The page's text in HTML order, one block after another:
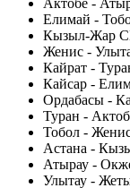
Актобе -
Елимай -
Кызыл-Жар
Женис -
Кайрат -
Кайсар -
Ордабасы -
Туран -
Тобол -
Астана -
Атырау -
Улытау -